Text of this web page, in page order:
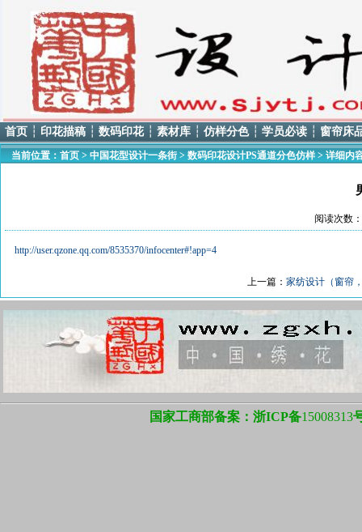
首页 ┆ 印花描稿 ┆ 数码印花 ┆ 素材库 ┆ 仿样分色 ┆ 学员必读 ┆ 窗帘床
当前位置： 首页 > 中国花型设计一条街 > 数码印花设计PS通道分色仿样 > 详细内
阅读次数
http://user.qzone.qq.com/8535370/infocenter#!app=4
上一篇：家纺设计（窗帘
国家工商部备案：浙ICP备15008313